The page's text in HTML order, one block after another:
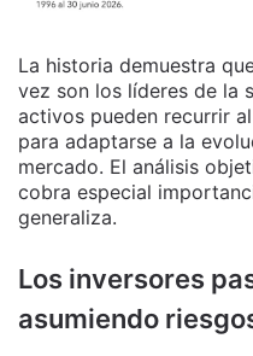
La historia demuestra
vez son los líderes de la
activos pueden recurrir
para adaptarse a la
mercado. El análisis
cobra especial
generaliza.
Los inversores
asumiendo